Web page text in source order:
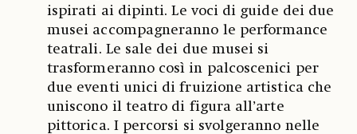
ispirati ai dipinti. Le voci di guide dei due
musei accompagneranno le performance
teatrali. Le sale dei due musei si
trasformeranno così in palcoscenici per
due eventi unici di fruizione artistica che
uniscono il teatro di figura all’arte
pittorica. I percorsi si svolgeranno nelle